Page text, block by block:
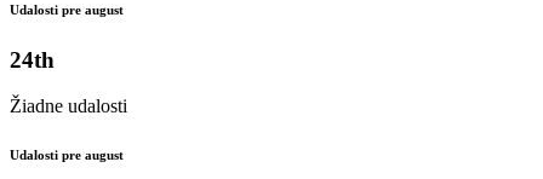
Udalosti pre august
24th
Žiadne udalosti
Udalosti pre august